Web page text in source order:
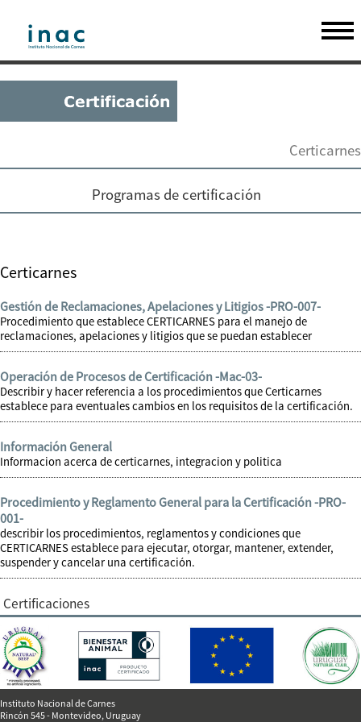
Certicarnes
Programas de certificación
Certicarnes
Gestión de Reclamaciones, Apelaciones y Litigios -PRO-007-
Procedimiento que establece CERTICARNES para el manejo de
reclamaciones, apelaciones y litigios que se puedan establecer
Operación de Procesos de Certificación -Mac-03-
Describir y hacer referencia a los procedimientos que Certicarnes
establece para eventuales cambios en los requisitos de la certificación.
Información General
Informacion acerca de certicarnes, integracion y politica
Procedimiento y Reglamento General para la Certificación -PRO-
001-
describir los procedimientos, reglamentos y condiciones que
CERTICARNES establece para ejecutar, otorgar, mantener, extender,
suspender y cancelar una certificación.
Certificaciones
Instituto Nacional de Carnes
Rincón 545 - Montevideo, Uruguay